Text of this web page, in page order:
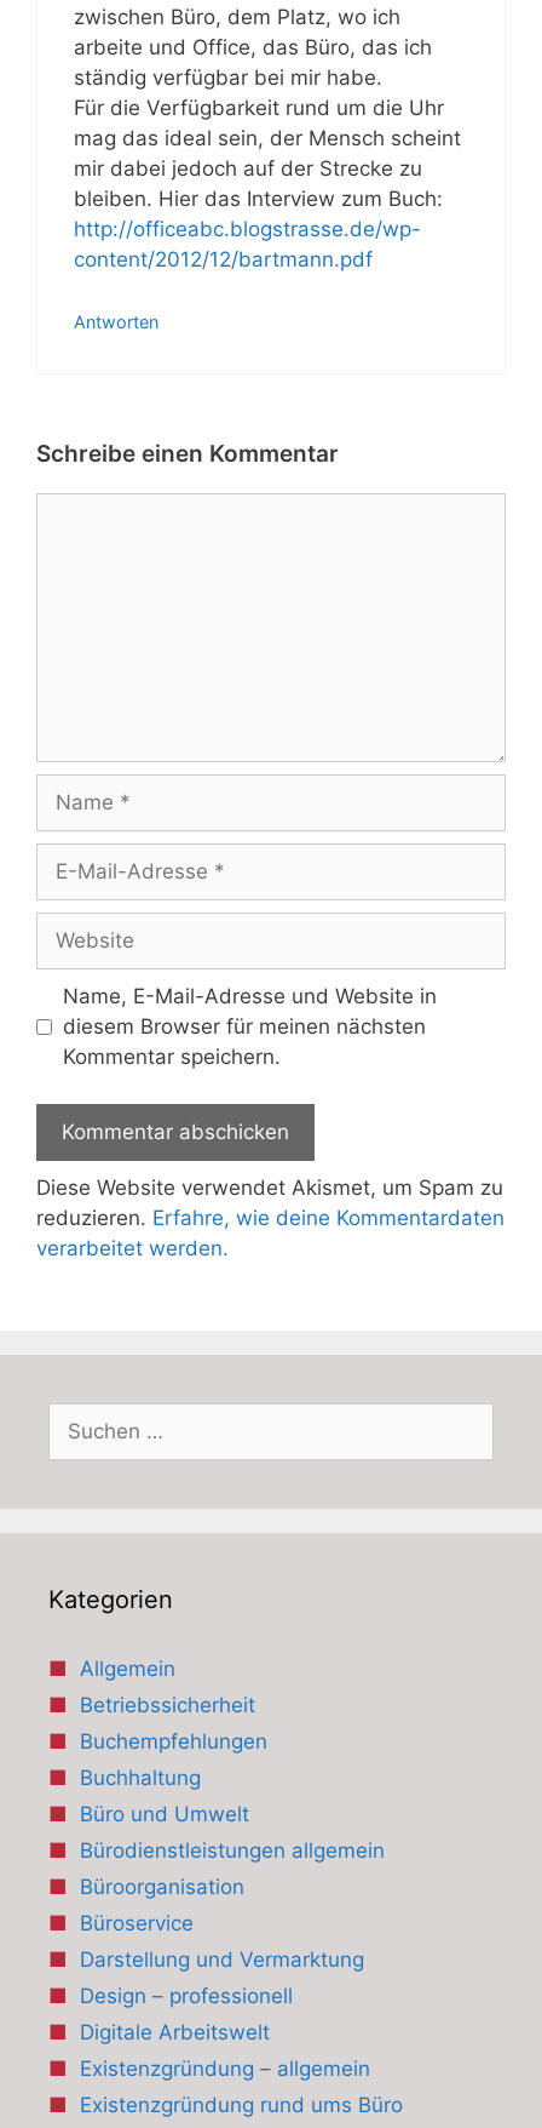
zwischen Büro, dem Platz, wo ich
arbeite und Office, das Büro, das ich
ständig verfügbar bei mir habe.
Für die Verfügbarkeit rund um die Uhr
mag das ideal sein, der Mensch scheint
mir dabei jedoch auf der Strecke zu
bleiben. Hier das Interview zum Buch:
http://officeabc.blogstrasse.de/wp-
content/2012/12/bartmann.pdf
Antworten
Schreibe einen Kommentar
Name
Adresse
Website
Name, E-Mail-Adresse und Website in
diesem Browser für meinen nächsten
Kommentar speichern.
Diese Website verwendet Akismet, um Spam zu
reduzieren. Erfahre, wie deine Kommentardaten
verarbeitet werden.
Suchen
nach:
Kategorien
Allgemein
Betriebssicherheit
Buchempfehlungen
Buchhaltung
Büro und Umwelt
Bürodienstleistungen allgemein
Büroorganisation
Büroservice
Darstellung und Vermarktung
Design – professionell
Digitale Arbeitswelt
Existenzgründung – allgemein
Existenzgründung rund ums Büro